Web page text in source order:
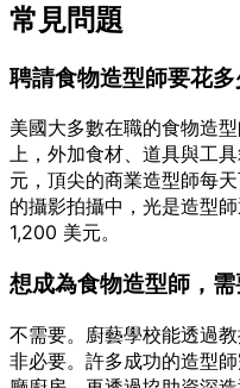
常見問題
聘請食物造型師要花多
美國大多數在職的食物造
上，外加食材、道具與工
元，頂尖的商業造型師每
的攝影拍攝中，光是造型
1,200 美元。
想成為食物造型師，
不需要。廚藝學校能透過
非必要。許多成功的造型